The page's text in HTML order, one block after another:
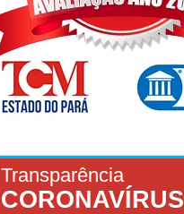
Transparência
CORONAVÍRUS